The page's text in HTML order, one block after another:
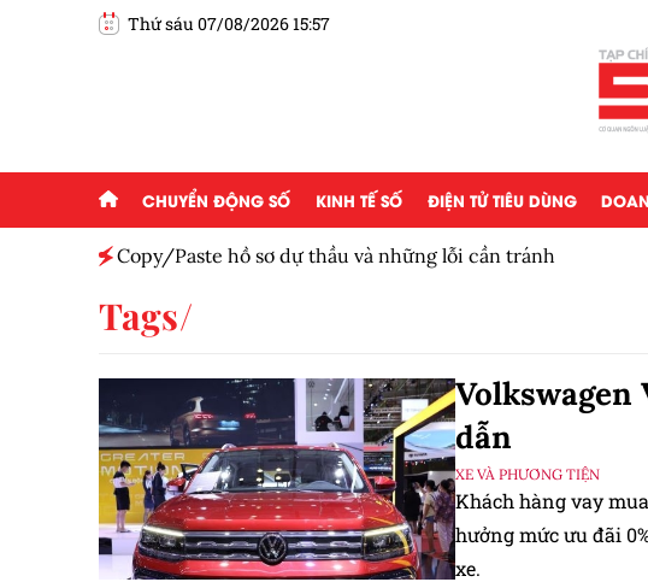
Thứ sáu 07/08/2026 15:57
CHUYỂN ĐỘNG SỐ KINH TẾ SỐ ĐIỆN TỬ TIÊU DÙNG
Copy/Paste hồ sơ dự thầu và những lỗi cần tránh
Tags
Volkswagen
dẫn
XE VÀ PHƯƠNG TIỆN
Khách hàng vay
hưởng mức ưu đãi
xe.